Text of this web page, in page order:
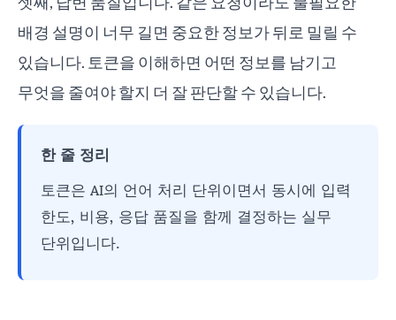
배경 설명이 너무 길면 중요한 정보가 뒤로 밀릴 수
있습니다. 토큰을 이해하면 어떤 정보를 남기고
무엇을 줄여야 할지 더 잘 판단할 수 있습니다.
한 줄 정리
토큰은 AI의 언어 처리 단위이면서 동시에 입력
한도, 비용, 응답 품질을 함께 결정하는 실무
단위입니다.